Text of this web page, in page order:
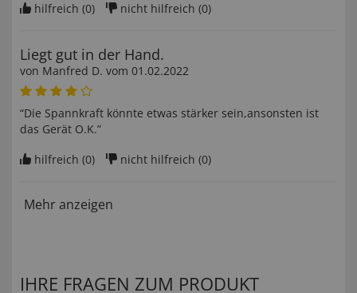
hilfreich (0) nicht hilfreich (0)
Liegt gut in der Hand.
von Manfred D. vom 01.02.2022
“Die Spannkraft könnte etwas stärker sein,ansonsten ist
das Gerät O.K.”
hilfreich (0) nicht hilfreich (0)
Mehr anzeigen
IHRE FRAGEN ZUM PRODUKT